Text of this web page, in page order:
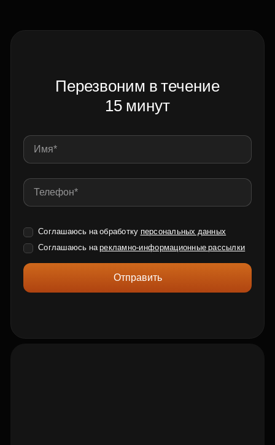
Перезвоним в течение
15 минут
Соглашаюсь на обработку персональных данных
Соглашаюсь нарекламно-информационные рассылки
Отправить